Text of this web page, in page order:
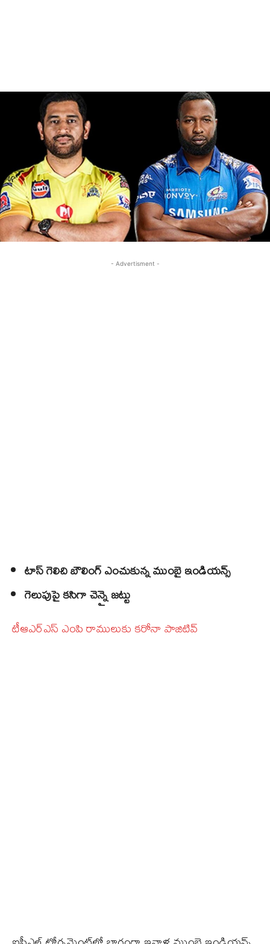
- Advertisment -
టాస్‌ గెలిచి బౌలింగ్ ఎంచుకున్న ముంబై ఇండియన్స్‌
గెలుపుపై కసిగా చెన్నై జట్టు
టీఆఎర్‌ఎస్‌ ఎంపి రాములుకు కరోనా పాజిటివ్‌